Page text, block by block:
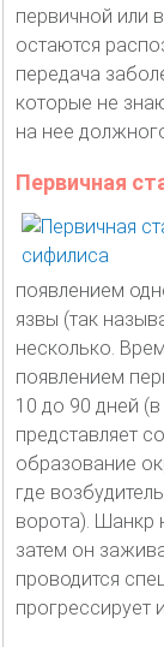
первичной или
остаются
передача
которые не
на нее
Первичная
появлением
язвы (так
несколько.
появлением
10 до 90 дней
представляет
образование
где
ворота). Шанкр
затем он
проводится
прогрессирует